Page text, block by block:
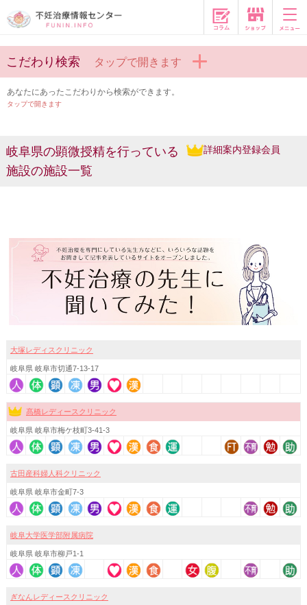
コラム
こだわり検索 タップで開きます
あなたにあったこだわりから検索ができます。
タップで開きます
岐阜県の顕微授精を行っている
施設の施設一覧
詳細案内登録会員
大塚レディスクリニック
岐阜県 岐阜市切通7-13-17
髙橋レディースクリニック
岐阜県 岐阜市梅ケ枝町3-41-3
古田産科婦人科クリニック
岐阜県 岐阜市金町7-3
岐阜大学医学部附属病院
岐阜県 岐阜市柳戸1-1
ぎなんレディースクリニック